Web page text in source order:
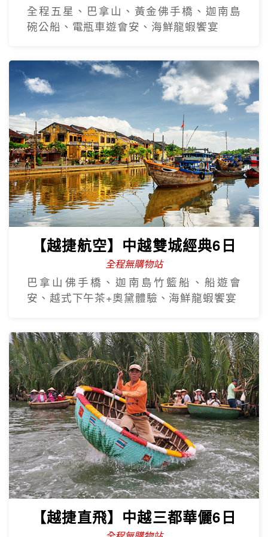
全程五星、巴拿山、黃金佛手橋、迦南島
碗公船、電瓶車遊會安、海鮮龍蝦饗宴
【越捷航空】中越雙城經典6日
全程無購物站
巴拿山佛手橋、迦南島竹籃船、船遊會
安、越式下午茶+奧黛體驗、海鮮龍蝦饗宴
【越捷直飛】中越三都華儷6日